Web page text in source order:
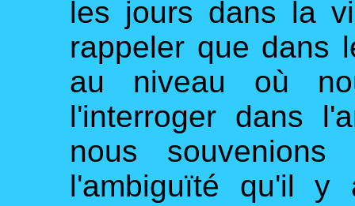
les jours dans la
rappeler que dans
au niveau où
l'interroger dans
nous
l'ambiguïté qu'il y